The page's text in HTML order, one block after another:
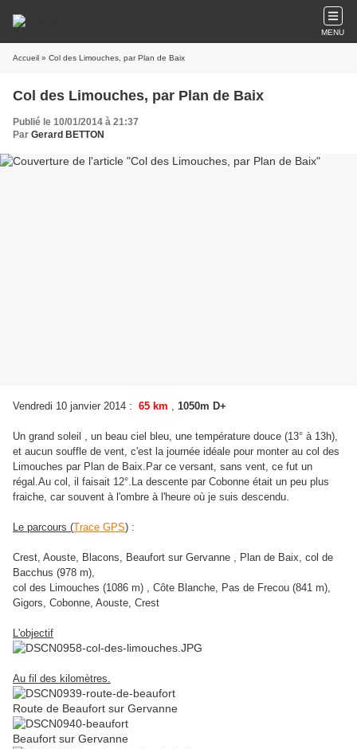
MENU
Accueil » Col des Limouches, par Plan de Baix
Col des Limouches, par Plan de Baix
Publié le 10/01/2014 à 21:37
Par Gerard BETTON
Vendredi 10 janvier 2014 : 65 km , 1050m D+
Un grand soleil , un beau ciel bleu, une température douce (13° à 13h),
et aucun souffle de vent, c'est la journée idéale pour monter au col des
Limouches par Plan de Baix.Par ce versant, sans vent, ce fut un
régal.Au col, il faisait 12°.La descente par Cobonne était un peu plus
fraiche, car souvent à l'ombre à l'heure où je suis descendu.
Le parcours (Trace GPS) :
Crest, Aouste, Blacons, Beaufort sur Gervanne , Plan de Baix, col de
Bacchus (978 m),
col des Limouches (1086 m) , Côte Blanche, Pas de Frecou (841 m),
Gigors, Cobonne, Aouste, Crest
L'objectif
Au fil des kilomètres.
Route de Beaufort sur Gervanne
Beaufort sur Gervanne